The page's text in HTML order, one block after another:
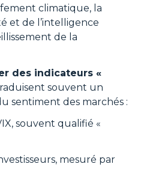
climatique, la
et de l’intelligence
de la
des indicateurs «
souvent un
sentiment des marchés :
souvent qualifié «
mesuré par